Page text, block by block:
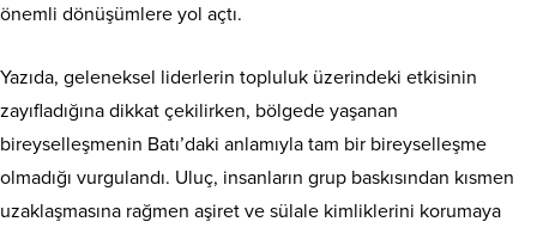
önemli dönüşümlere yol açtı.
Yazıda, geleneksel liderlerin topluluk üzerindeki etkisinin
zayıfladığına dikkat çekilirken, bölgede yaşanan
bireyselleşmenin Batı’daki anlamıyla tam bir bireyselleşme
olmadığı vurgulandı. Uluç, insanların grup baskısından kısmen
uzaklaşmasına rağmen aşiret ve sülale kimliklerini korumaya